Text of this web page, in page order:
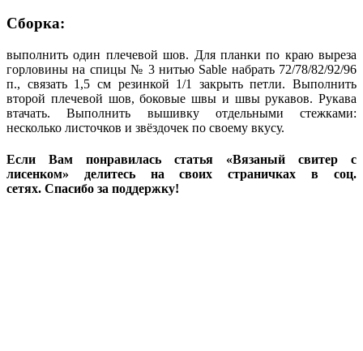
Сборка:
выполнить один плечевой шов. Для планки по краю выреза
горловины на спицы № 3 нитью Sable набрать 72/78/82/92/96
п., связать 1,5 см резинкой 1/1 закрыть петли. Выполнить
второй плечевой шов, боковые швы и швы рукавов. Рукава
втачать. Выполнить вышивку отдельными стежками:
несколько листочков и звёздочек по своему вкусу.
Если Вам понравилась статья «Вязаный свитер с
лисенком» делитесь на своих страничках в соц.
сетях. Спасибо за поддержку!